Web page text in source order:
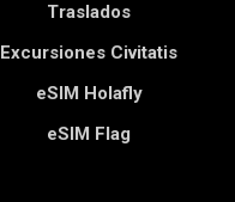
Traslados
Excursiones Civitatis
eSIM Holafly
eSIM Flag